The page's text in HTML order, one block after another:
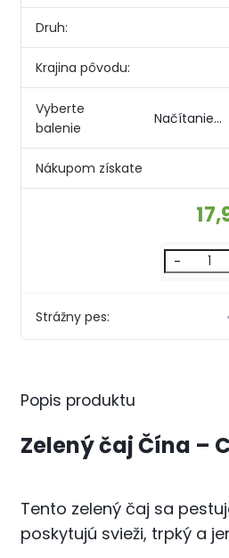
Druh:
Krajina pôvodu:
Vyberte
balenie
Načítanie...
Nákupom získate
Strážny pes:
-
Popis produktu
Zelený čaj Čína –
Tento zelený čaj sa
poskytujú svieži, trpký a